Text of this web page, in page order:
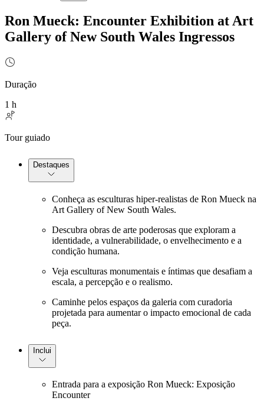
Ron Mueck: Encounter Exhibition at Art
Gallery of New South Wales Ingressos
Duração
1 h
Tour guiado
Destaques
Conheça as esculturas hiper-realistas de Ron Mueck na
Art Gallery of New South Wales.
Descubra obras de arte poderosas que exploram a
identidade, a vulnerabilidade, o envelhecimento e a
condição humana.
Veja esculturas monumentais e íntimas que desafiam a
escala, a percepção e o realismo.
Caminhe pelos espaços da galeria com curadoria
projetada para aumentar o impacto emocional de cada
peça.
Inclui
Entrada para a exposição Ron Mueck: Exposição
Encounter